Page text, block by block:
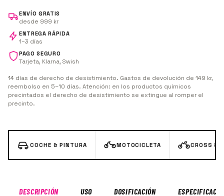
ENVÍO GRATIS
desde 999 kr
ENTREGA RÁPIDA
1–3 días
PAGO SEGURO
Tarjeta, Klarna, Swish
14 días de derecho de desistimiento. Gastos de devolución de 149 kr,
reembolso en 5–10 días. Atención: en los productos químicos
precintados el derecho de desistimiento se extingue al romper el
precinto.
COCHE & PINTURA MOTOCICLETA CROSS &
DESCRIPCIÓN USO DOSIFICACIÓN